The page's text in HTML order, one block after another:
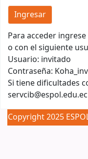
Para acceder
o con el siguiente
Usuario: invitado
Contraseña:
Si tiene dificultades
servcib@espol.edu.ec
Copyright 2025